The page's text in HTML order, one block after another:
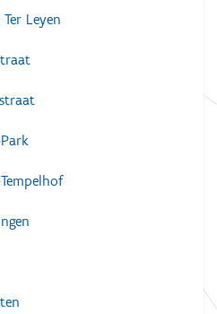
Ter Leyen